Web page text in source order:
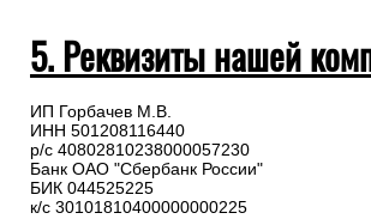
5. Реквизиты нашей
ИП Горбачев М.В.
ИНН 501208116440
р/с 40802810238000057230
Банк ОАО "Сбербанк России"
БИК 044525225
к/с 30101810400000000225